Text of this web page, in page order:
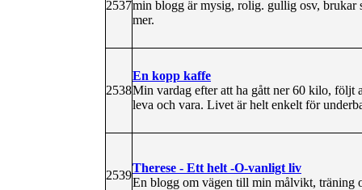
2537min blogg är mysig, rolig. gullig osv, brukar
mer.
2538
En kopp kaffe
Min vardag efter att ha gått ner 60 kilo, följt
leva och vara. Livet är helt enkelt för
2539
Therese - Ett helt -O-vanligt liv
En blogg om vägen till min målvikt, träning